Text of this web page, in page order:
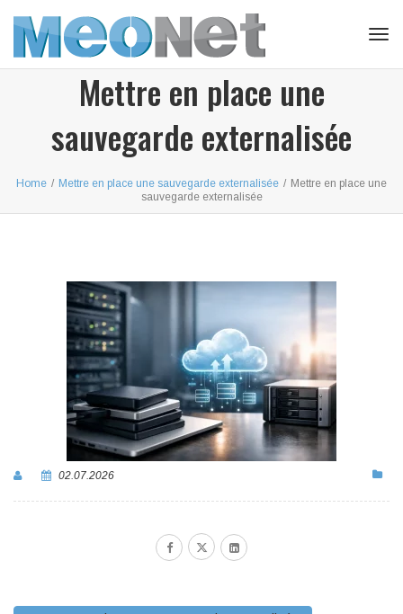
Mettre en place une
sauvegarde externalisée
Home / Mettre en place une sauvegarde externalisée / Mettre en place une
sauvegarde externalisée
02.07.2026